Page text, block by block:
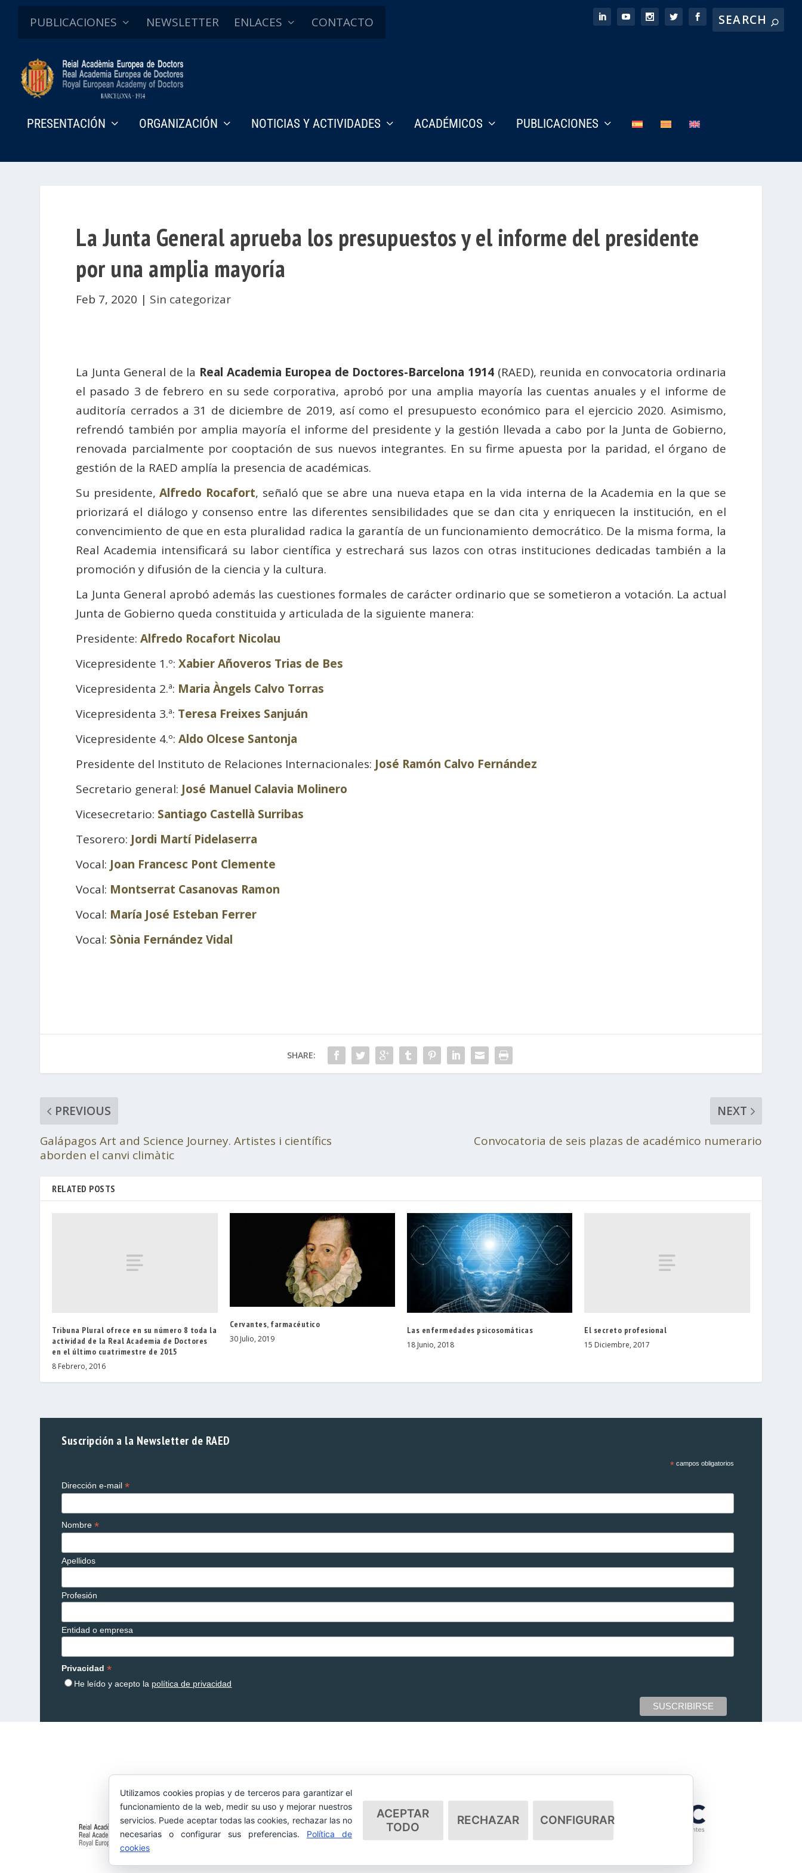
PUBLICACIONES NEWSLETTER ENLACES CONTACTO
PRESENTACIÓN ORGANIZACIÓN NOTICIAS Y ACTIVIDADES ACADÉMICOS PUBLICACIONES
La Junta General aprueba los presupuestos y el informe del presidente
por una amplia mayoría
Feb 7, 2020 | Sin categorizar
La Junta General de la Real Academia Europea de Doctores-Barcelona 1914(RAED), reunida en convocatoria ordinaria
el pasado 3 de febrero en su sede corporativa, aprobó por una amplia mayoría las cuentas anuales y el informe de
auditoría cerrados a 31 de diciembre de 2019, así como el presupuesto económico para el ejercicio 2020. Asimismo,
refrendó también por amplia mayoría el informe del presidente y la gestión llevada a cabo por la Junta de Gobierno,
renovada parcialmente por cooptación de sus nuevos integrantes. En su firme apuesta por la paridad, el órgano de
gestión de la RAED amplía la presencia de académicas.
Su presidente,Alfredo Rocafort, señaló que se abre una nueva etapa en la vida interna de la Academia en la que se
priorizará el diálogo y consenso entre las diferentes sensibilidades que se dan cita y enriquecen la institución, en el
convencimiento de que en esta pluralidad radica la garantía de un funcionamiento democrático. De la misma forma, la
Real Academia intensificará su labor científica y estrechará sus lazos con otras instituciones dedicadas también a la
promoción y difusión de la ciencia y la cultura.
La Junta General aprobó además las cuestiones formales de carácter ordinario que se sometieron a votación. La actual
Junta de Gobierno queda constituida y articulada de la siguiente manera:
Presidente:Alfredo Rocafort Nicolau
Vicepresidente 1.º:Xabier Añoveros Trias de Bes
Vicepresidenta 2.ª: Maria Àngels Calvo Torras
Vicepresidenta 3.ª: Teresa Freixes Sanjuán
Vicepresidente 4.º:Aldo Olcese Santonja
Presidente del Instituto de Relaciones Internacionales: José Ramón Calvo Fernández
Secretario general: José Manuel Calavia Molinero
Vicesecretario: Santiago Castellà Surribas
Tesorero: Jordi Martí Pidelaserra
Vocal: Joan Francesc Pont Clemente
Vocal: Montserrat Casanovas Ramon
Vocal: María José Esteban Ferrer
Vocal: Sònia Fernández Vidal
SHARE:
PREVIOUS
Galápagos Art and Science Journey. Artistes i científics
aborden el canvi climàtic
NEXT
Convocatoria de seis plazas de académico numerario
RELATED POSTS
Tribuna Plural ofrece en su número 8 toda la
actividad de la Real Academia de Doctores
en el último cuatrimestre de 2015
8 Febrero, 2016
Cervantes, farmacéutico
30 Julio, 2019
Las enfermedades psicosomáticas
18 Junio, 2018
El secreto profesional
15 Diciembre, 2017
Suscripción a la Newsletter de RAED
*campos obligatorios
Dirección e-mail*
Nombre*
Apellidos
Profesión
Entidad o empresa
Privacidad*
He leído y acepto la política de privacidad
Utilizamos cookies propias y de terceros para garantizar el
funcionamiento de la web, medir su uso y mejorar nuestros
servicios. Puede aceptar todas las cookies, rechazar las no
necesarias o configurar sus preferencias. Política de
cookies
ACEPTAR
TODO
RECHAZAR CONFIGURAR